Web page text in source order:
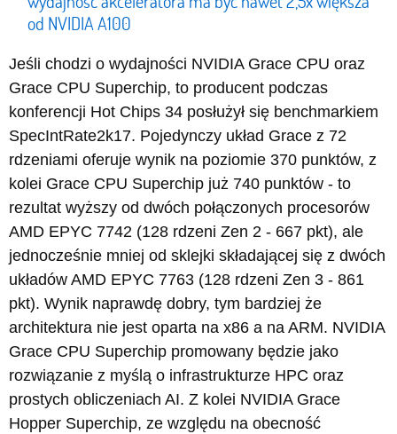
od NVIDIA A100
Jeśli chodzi o wydajności NVIDIA Grace CPU oraz
Grace CPU Superchip, to producent podczas
konferencji Hot Chips 34 posłużył się benchmarkiem
SpecIntRate2k17. Pojedynczy układ Grace z 72
rdzeniami oferuje wynik na poziomie 370 punktów, z
kolei Grace CPU Superchip już 740 punktów - to
rezultat wyższy od dwóch połączonych procesorów
AMD EPYC 7742 (128 rdzeni Zen 2 - 667 pkt), ale
jednocześnie mniej od sklejki składającej się z dwóch
układów AMD EPYC 7763 (128 rdzeni Zen 3 - 861
pkt). Wynik naprawdę dobry, tym bardziej że
architektura nie jest oparta na x86 a na ARM. NVIDIA
Grace CPU Superchip promowany będzie jako
rozwiązanie z myślą o infrastrukturze HPC oraz
prostych obliczeniach AI. Z kolei NVIDIA Grace
Hopper Superchip, ze względu na obecność